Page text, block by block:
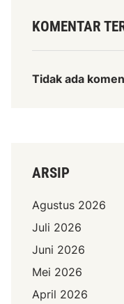
KOMENTAR
Tidak ada
ARSIP
Agustus 2026
Juli 2026
Juni 2026
Mei 2026
April 2026